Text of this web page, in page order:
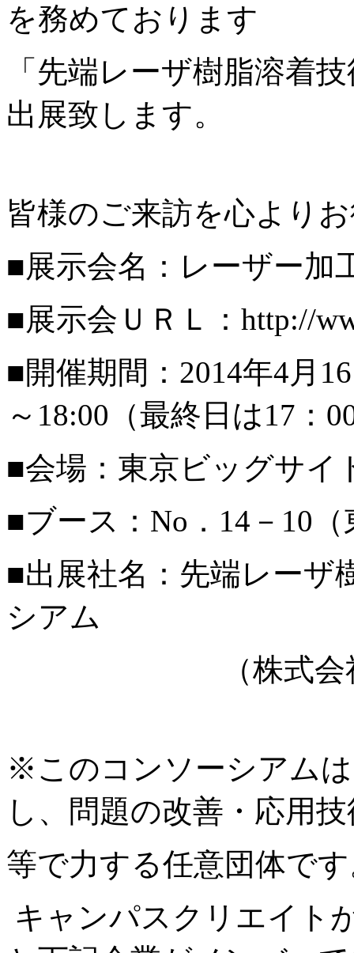
を務めております
「先端レーザ樹脂溶着
出展致します。
皆様のご来訪を心より
■展示会名：レーザー加
■展示会ＵＲＬ：http://
■開催期間： 2014年4月 16
～ 18:00 （最終日は17 ：
■会場：東京ビッグサイ
■ブース： No ． 14 － 10
■出展社名：先端レーザ
シアム
（株式会社キ
※このコンソーシアム
し、問題の改善・応用
等で力する任意団体で
キ ャンパスクリエイト